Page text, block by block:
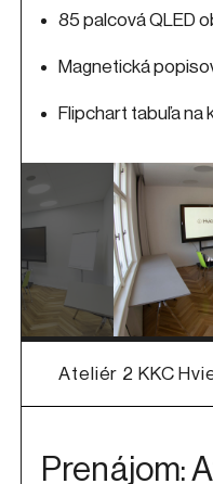
85 palcová QLED
Magnetická
Flipchart tabuľa na
Ateliér 2 KKC
Prenájom: